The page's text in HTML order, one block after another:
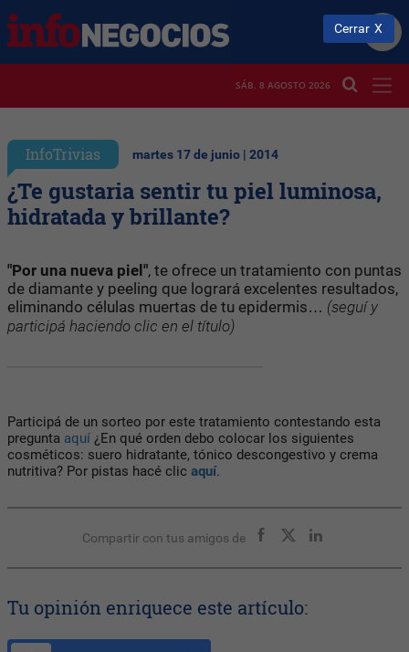
SÁB. 8 AGOSTO 2026
InfoTrivias martes 17 de junio | 2014
¿Te gustaria sentir tu piel luminosa,
hidratada y brillante?
"Por una nueva piel", te ofrece un tratamiento con puntas
de diamante y peeling que logrará excelentes resultados,
eliminando células muertas de tu epidermis… (seguí y
participá haciendo clic en el título)
Participá de un sorteo por este tratamiento contestando esta
pregunta aquí ¿En qué orden debo colocar los siguientes
cosméticos: suero hidratante, tónico descongestivo y crema
nutritiva? Por pistas hacé clic aquí.
Compartir con tus amigos de
Tu opinión enriquece este artículo:
Cerrar